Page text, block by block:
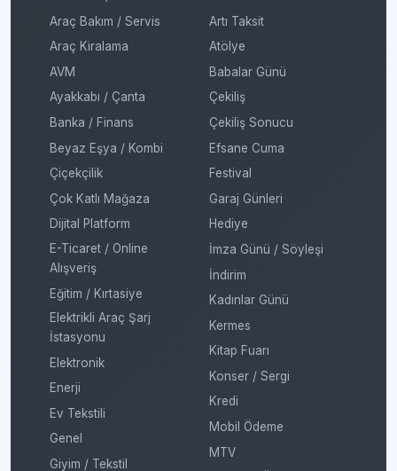
Araç Bakım / Servis
Araç Kiralama
AVM
Ayakkabı / Çanta
Banka / Finans
Beyaz Eşya / Kombi
Çiçekçilik
Çok Katlı Mağaza
Dijital Platform
E-Ticaret / Online
Alışveriş
Eğitim / Kırtasiye
Elektrikli Araç Şarj
İstasyonu
Elektronik
Enerji
Ev Tekstili
Genel
Giyim / Tekstil
Artı Taksit
Atölye
Babalar Günü
Çekiliş
Çekiliş Sonucu
Efsane Cuma
Festival
Garaj Günleri
Hediye
İmza Günü / Söyleşi
İndirim
Kadınlar Günü
Kermes
Kitap Fuarı
Konser / Sergi
Kredi
Mobil Ödeme
MTV